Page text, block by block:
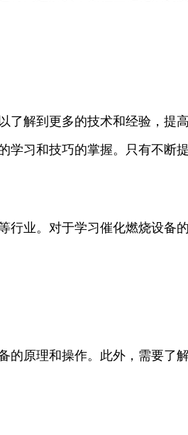
了解到更多的技术和经验，提
学习和技巧的掌握。只有不断
行业。对于学习催化燃烧设备
的原理和操作。此外，需要了